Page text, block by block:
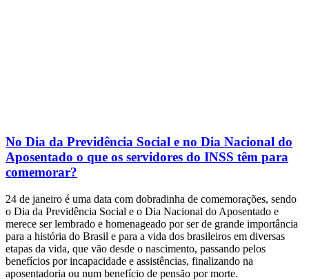
No Dia da Previdência Social e no Dia Nacional do
Aposentado o que os servidores do INSS têm para
comemorar?
24 de janeiro é uma data com dobradinha de comemorações, sendo
o Dia da Previdência Social e o Dia Nacional do Aposentado e
merece ser lembrado e homenageado por ser de grande importância
para a história do Brasil e para a vida dos brasileiros em diversas
etapas da vida, que vão desde o nascimento, passando pelos
benefícios por incapacidade e assistências, finalizando na
aposentadoria ou num benefício de pensão por morte.